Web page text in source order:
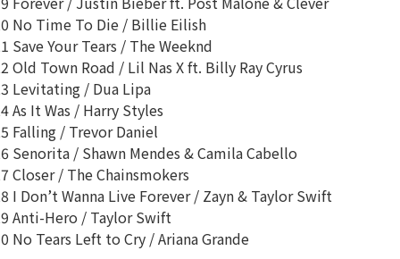
No Time To Die / Billie Eilish
Save Your Tears / The Weeknd
Old Town Road / Lil Nas X ft. Billy Ray Cyrus
Levitating / Dua Lipa
As It Was / Harry Styles
Falling / Trevor Daniel
Senorita / Shawn Mendes & Camila Cabello
Closer / The Chainsmokers
I Don’t Wanna Live Forever / Zayn & Taylor Swift
Anti-Hero / Taylor Swift
No Tears Left to Cry / Ariana Grande